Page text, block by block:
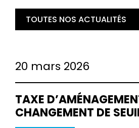
TOUTES NOS ACTUALITÉS
20 mars 2026
TAXE
CHANGEMENT DE